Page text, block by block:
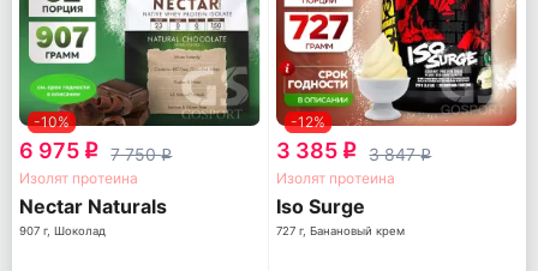
-10%
6 975 q 7 750q
Изолят протеина
Nectar Naturals
907 г, Шоколад
-12%
3 385 q 3 847q
Изолят протеина
Iso Surge
727 г, Банановый крем